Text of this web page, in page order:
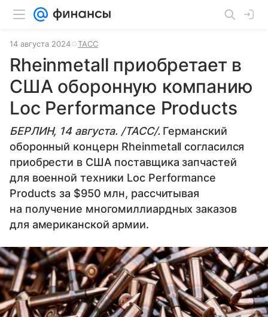
14 августа 2024 ТАСС
Rheinmetall приобретает в
США оборонную компанию
Loc Performance Products
БЕРЛИН, 14 августа. /ТАСС/. Германский
оборонный концерн Rheinmetall согласился
приобрести в США поставщика запчастей
для военной техники Loc Performance
Products за $950 млн, рассчитывая
на получение многомиллиардных заказов
для американской армии.